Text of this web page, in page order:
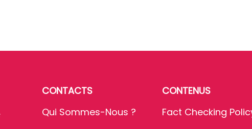
CONTACTS
Qui Sommes-Nous ?
CONTENUS
Fact Checking